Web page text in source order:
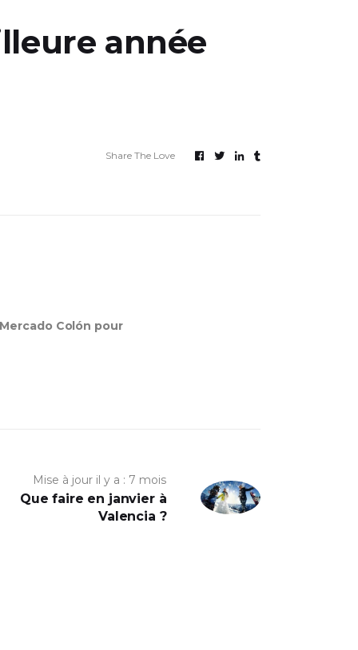
année
Share The Love
Colón pour
Mise à jour il y a : 7 mois
Que faire en janvier à
Valencia ?